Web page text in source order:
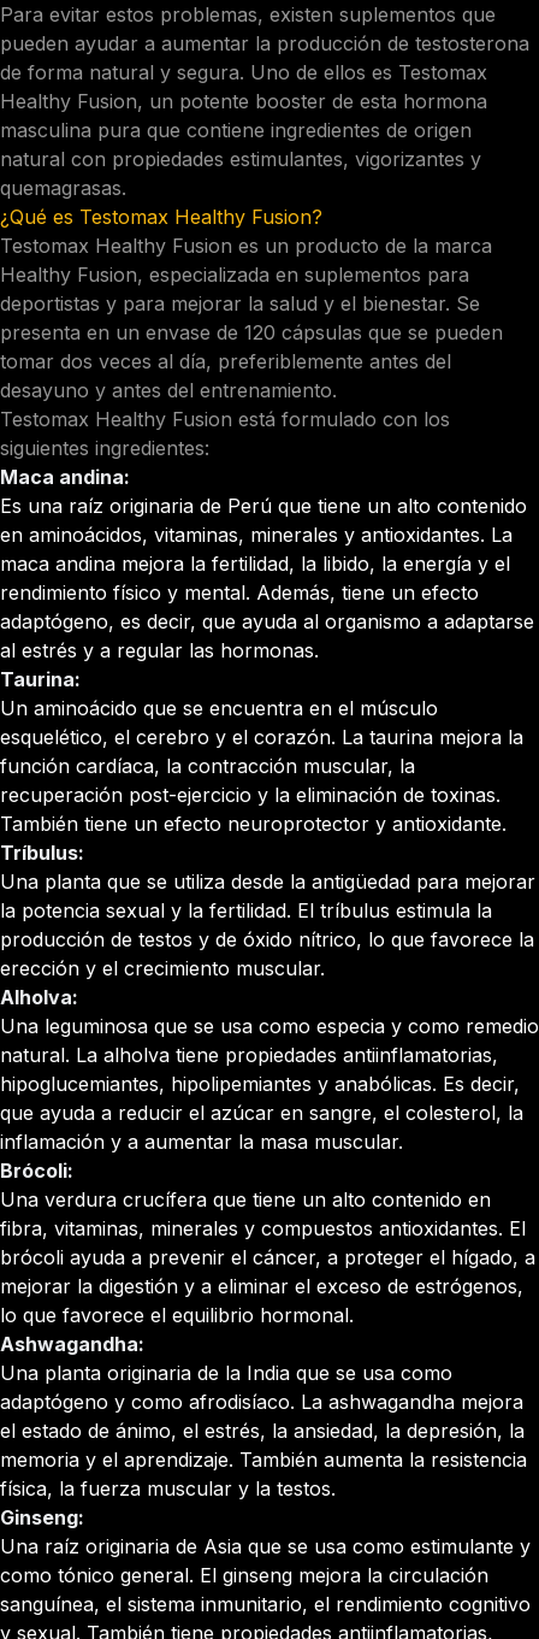
Para evitar estos problemas, existen suplementos que
pueden ayudar a aumentar la producción de testosterona
de forma natural y segura. Uno de ellos es Testomax
Healthy Fusion, un potente booster de esta hormona
masculina pura que contiene ingredientes de origen
natural con propiedades estimulantes, vigorizantes y
quemagrasas.
¿Qué es Testomax Healthy Fusion?
Testomax Healthy Fusion es un producto de la marca
Healthy Fusion, especializada en suplementos para
deportistas y para mejorar la salud y el bienestar. Se
presenta en un envase de 120 cápsulas que se pueden
tomar dos veces al día, preferiblemente antes del
desayuno y antes del entrenamiento.
Testomax Healthy Fusion está formulado con los
siguientes ingredientes:
Maca andina:
Es una raíz originaria de Perú que tiene un alto contenido
en aminoácidos, vitaminas, minerales y antioxidantes. La
maca andina mejora la fertilidad, la libido, la energía y el
rendimiento físico y mental. Además, tiene un efecto
adaptógeno, es decir, que ayuda al organismo a adaptarse
al estrés y a regular las hormonas.
Taurina:
Un aminoácido que se encuentra en el músculo
esquelético, el cerebro y el corazón. La taurina mejora la
función cardíaca, la contracción muscular, la
recuperación post-ejercicio y la eliminación de toxinas.
También tiene un efecto neuroprotector y antioxidante.
Tríbulus:
Una planta que se utiliza desde la antigüedad para mejorar
la potencia sexual y la fertilidad. El tríbulus estimula la
producción de testos y de óxido nítrico, lo que favorece la
erección y el crecimiento muscular.
Alholva:
Una leguminosa que se usa como especia y como remedio
natural. La alholva tiene propiedades antiinflamatorias,
hipoglucemiantes, hipolipemiantes y anabólicas. Es decir,
que ayuda a reducir el azúcar en sangre, el colesterol, la
inflamación y a aumentar la masa muscular.
Brócoli:
Una verdura crucífera que tiene un alto contenido en
fibra, vitaminas, minerales y compuestos antioxidantes. El
brócoli ayuda a prevenir el cáncer, a proteger el hígado, a
mejorar la digestión y a eliminar el exceso de estrógenos,
lo que favorece el equilibrio hormonal.
Ashwagandha:
Una planta originaria de la India que se usa como
adaptógeno y como afrodisíaco. La ashwagandha mejora
el estado de ánimo, el estrés, la ansiedad, la depresión, la
memoria y el aprendizaje. También aumenta la resistencia
física, la fuerza muscular y la testos.
Ginseng:
Una raíz originaria de Asia que se usa como estimulante y
como tónico general. El ginseng mejora la circulación
sanguínea, el sistema inmunitario, el rendimiento cognitivo
y sexual. También tiene propiedades antiinflamatorias,